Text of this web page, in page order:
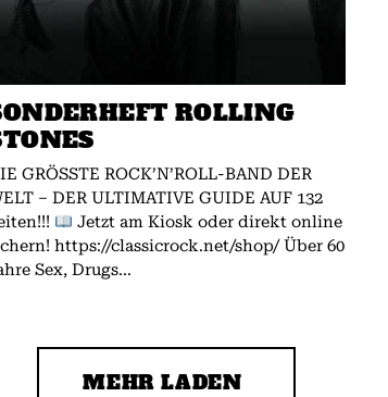
ROLLING
GRÖSSTE ROCK’N’ROLL-BAND DER
– DER ULTIMATIVE GUIDE AUF 132
Jetzt am Kiosk oder direkt online
https://classicrock.net/shop/ Über 60
Sex, Drugs...
MEHR LADEN